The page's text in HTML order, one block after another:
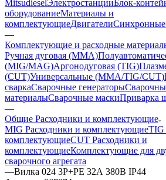
MitsudieselЭлектростанцииБлок-
оборудованиеМатериалы и
комплектующиеДвигателиСинхронные
—
Комплектующие и расходные
Ручная дуговая (MMA)
(MIG/MAG)Аргонодуговая (TIG)
(CUT)Универсальные (MMA/TIG/CUT)
сваркаСварочные генераторы
материалыСварочные маскиПриварка
—
Общие Расходники и комплектующие
MIG Расходники и комплектующиеTIG
комплектующиеCUT Расходники и
комплектующиеКомплектующие для
сварочного агрегата
—Вилка 024 3Р+РЕ 32А 380В IP44